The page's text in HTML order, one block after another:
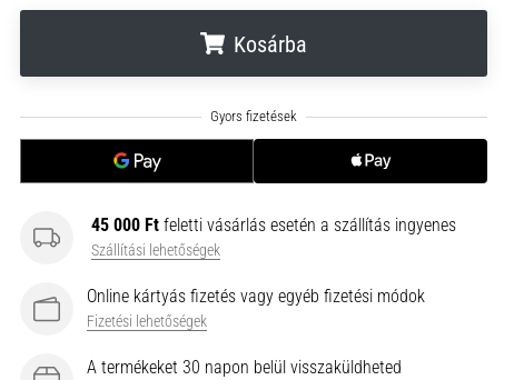
Kosárba
..
45 000 Ft feletti vásárlás esetén a szállítás ingyenes
Szállítási lehetőségek
Online kártyás fizetés vagy egyéb fizetési módok
Fizetési lehetőségek
A termékeket 30 napon belül visszaküldheted